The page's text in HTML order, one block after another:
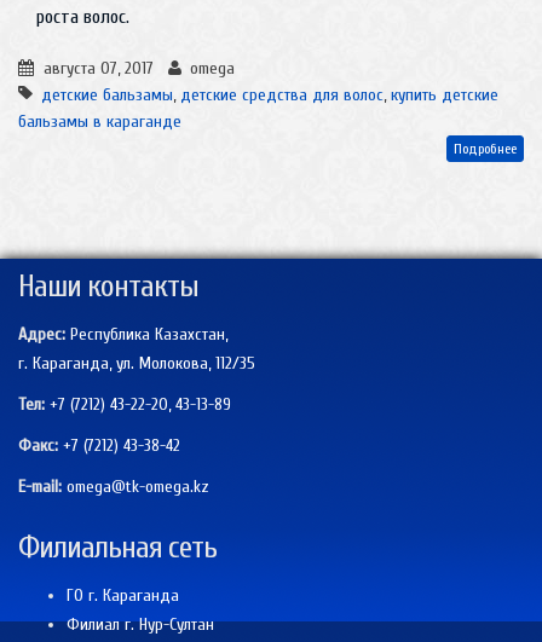
роста волос.
августа 07, 2017
omega
детские бальзамы, детские средства для волос,купить детские
бальзамы в караганде
Подробнее
Наши контакты
Адрес: Республика Казахстан,
г. Караганда, ул. Молокова, 112/35
Тел: +7 (7212) 43-22-20, 43-13-89
Факс: +7 (7212) 43-38-42
E-mail: omega@tk-omega.kz
Филиальная сеть
ГО г. Караганда
Филиал г. Нур-Султан